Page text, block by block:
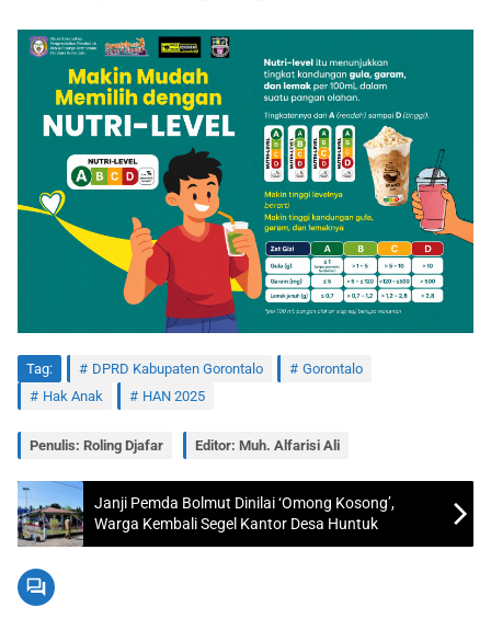
Tag: DPRD Kabupaten Gorontalo
Gorontalo
Hak Anak
HAN 2025
Penulis: Roling Djafar Editor: Muh. Alfarisi Ali
Janji Pemda Bolmut Dinilai ‘Omong Kosong’,
Warga Kembali Segel Kantor Desa Huntuk